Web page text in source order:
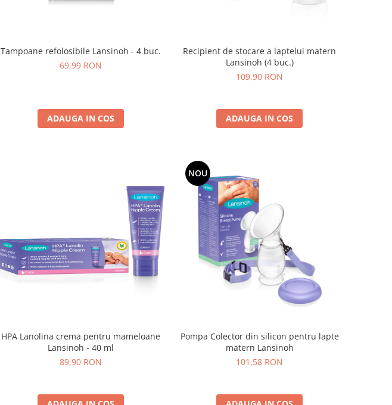
Tampoane refolosibile Lansinoh - 4 buc.
69,99 RON
ADAUGA IN COS
Recipient de stocare a laptelui matern
Lansinoh (4 buc.)
109,90 RON
ADAUGA IN COS
HPA Lanolina crema pentru mameloane
Lansinoh - 40 ml
89,90 RON
NOU
Pompa Colector din silicon pentru lapte
matern Lansinoh
101,58 RON